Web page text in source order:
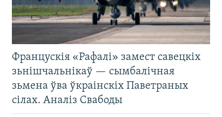
Францускія «Рафалі» замест савецкіх
зьнішчальнікаў — сымбалічная
зьмена ўва ўкраінскіх Паветраных
сілах. Аналіз Свабоды